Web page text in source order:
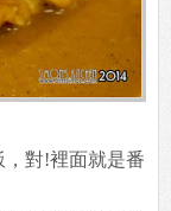
對!裡面就是番